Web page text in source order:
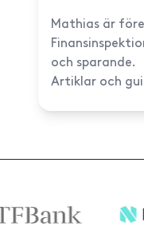
Mathias är
och sparande.
Artiklar och